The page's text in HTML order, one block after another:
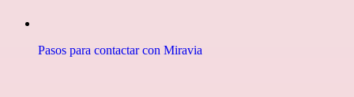
Pasos para contactar con Miravia